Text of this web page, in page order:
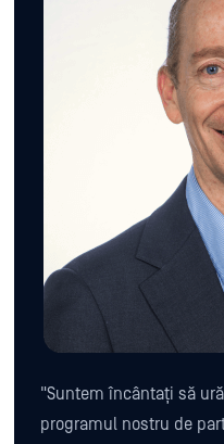
"Suntem încântați să
programul nostru de